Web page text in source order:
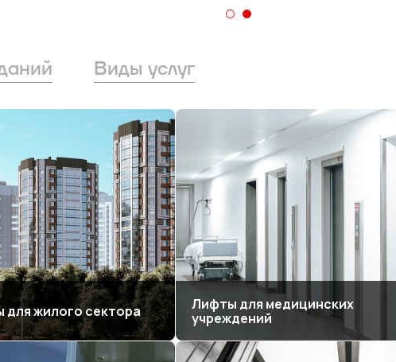
Виды услуг
жилого сектора
Лифты для медицинских
учреждений